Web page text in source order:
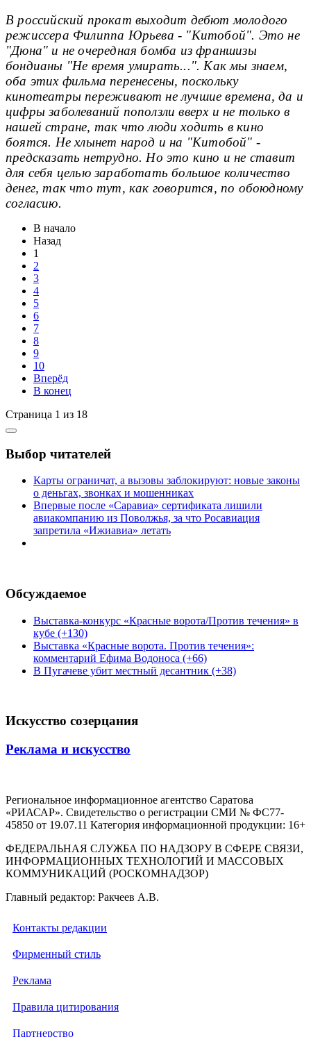
В российский прокат выходит дебют молодого
режиссера Филиппа Юрьева - "Китобой". Это не
"Дюна" и не очередная бомба из франшизы
бондианы "Не время умирать...". Как мы знаем,
оба этих фильма перенесены, поскольку
кинотеатры переживают не лучшие времена, да и
цифры заболеваний поползли вверх и не только в
нашей стране, так что люди ходить в кино
боятся. Не хлынет народ и на "Китобой" -
предсказать нетрудно. Но это кино и не ставит
для себя целью заработать большое количество
денег, так что тут, как говорится, по обоюдному
согласию.
В начало
Назад
1
2
3
4
5
6
7
8
9
10
Вперёд
В конец
Страница 1 из 18
Выбор читателей
Карты ограничат, а вызовы заблокируют: новые законы
о деньгах, звонках и мошенниках
Впервые после «Саравиа» сертификата лишили
авиакомпанию из Поволжья, за что Росавиация
запретила «Ижиавиа» летать
Обсуждаемое
Выставка-конкурс «Красные ворота/Против течения» в
кубе (+130)
Выставка «Красные ворота. Против течения»:
комментарий Ефима Водоноса (+66)
В Пугачеве убит местный десантник (+38)
Искусство созерцания
Реклама и искусство
Региональное информационное агентство Саратова
«РИАСАР». Свидетельство о регистрации СМИ № ФС77-
45850 от 19.07.11 Категория информационной продукции: 16+
ФЕДЕРАЛЬНАЯ СЛУЖБА ПО НАДЗОРУ В СФЕРЕ СВЯЗИ,
ИНФОРМАЦИОННЫХ ТЕХНОЛОГИЙ И МАССОВЫХ
КОММУНИКАЦИЙ (РОСКОМНАДЗОР)
Главный редактор: Ракчеев А.В.
Контакты редакции
Фирменный стиль
Реклама
Правила цитирования
Партнерство